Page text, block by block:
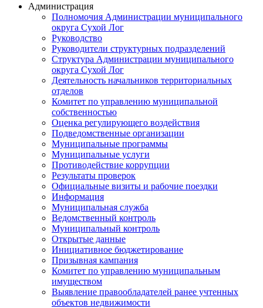
Администрация
Полномочия Администрации муниципального
округа Сухой Лог
Руководство
Руководители структурных подразделений
Структура Администрации муниципального
округа Сухой Лог
Деятельность начальников территориальных
отделов
Комитет по управлению муниципальной
собственностью
Оценка регулирующего воздействия
Подведомственные организации
Муниципальные программы
Муниципальные услуги
Противодействие коррупции
Результаты проверок
Официальные визиты и рабочие поездки
Информация
Муниципальная служба
Ведомственный контроль
Муниципальный контроль
Открытые данные
Инициативное бюджетирование
Призывная кампания
Комитет по управлению муниципальным
имуществом
Выявление правообладателей ранее учтенных
объектов недвижимости